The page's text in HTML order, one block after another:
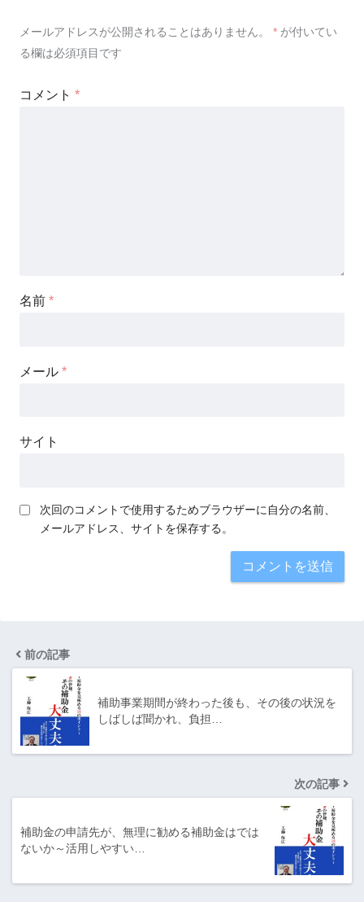
メールアドレスが公開されることはありません。 * が付いてい
る欄は必須項目です
コメント *
名前 *
メール *
サイト
次回のコメントで使用するためブラウザーに自分の名前、
メールアドレス、サイトを保存する。
前の記事
補助事業期間が終わった後も、その後の状況を
しばしば聞かれ、負担…
次の記事
補助金の申請先が、無理に勧める補助金はでは
ないか～活用しやすい…